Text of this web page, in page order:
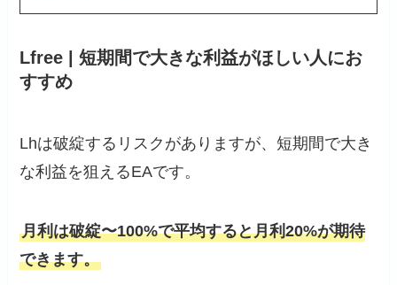
Lfree | 短期間で大きな利益がほしい人にお
すすめ
Lhは破綻するリスクがありますが、短期間で大き
な利益を狙えるEAです。
月利は破綻〜100%で平均すると月利20%が期待
できます。